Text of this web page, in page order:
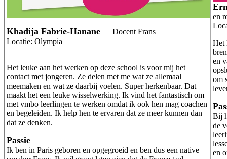
Khadija Fabrie-Hanane Docent Frans
Locatie: Olympia
Het leuke aan het werken op deze school is voor mij het
contact met jongeren. Ze delen met me wat ze allemaal
meemaken en wat ze daarbij voelen. Super herkenbaar. Dat
maakt het een leuke wisselwerking. Ik vind het fantastisch om
met vmbo leerlingen te werken omdat ik ook hen mag coachen
en begeleiden. Ik help hen te ervaren dat ze meer kunnen dan
dat ze denken.
Passie
Ik ben in Paris geboren en opgegroeid en ben dus een native
en
Het
en
om
Bij
de
en